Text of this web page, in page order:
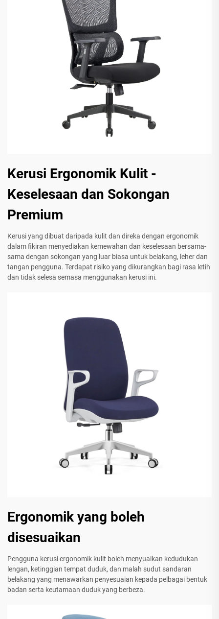
Kerusi Ergonomik Kulit -
Keselesaan dan Sokongan
Premium
Kerusi yang dibuat daripada kulit dan direka dengan ergonomik
dalam fikiran menyediakan kemewahan dan keselesaan bersama-
sama dengan sokongan yang luar biasa untuk belakang, leher dan
tangan pengguna. Terdapat risiko yang dikurangkan bagi rasa letih
dan tidak selesa semasa menggunakan kerusi ini.
Ergonomik yang boleh
disesuaikan
Pengguna kerusi ergonomik kulit boleh menyuaikan kedudukan
lengan, ketinggian tempat duduk, dan malah sudut sandaran
belakang yang menawarkan penyesuaian kepada pelbagai bentuk
badan serta keutamaan duduk yang berbeza.